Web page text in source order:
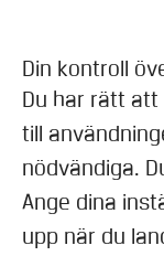
Din kontroll
Du har rätt att
till
nödvändiga.
Ange dina
upp när du